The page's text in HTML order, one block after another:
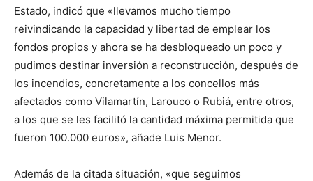
Estado, indicó que «llevamos mucho tiempo
reivindicando la capacidad y libertad de emplear los
fondos propios y ahora se ha desbloqueado un poco y
pudimos destinar inversión a reconstrucción, después de
los incendios, concretamente a los concellos más
afectados como Vilamartín, Larouco o Rubiá, entre otros,
a los que se les facilitó la cantidad máxima permitida que
fueron 100.000 euros», añade Luis Menor.
Además de la citada situación, «que seguimos